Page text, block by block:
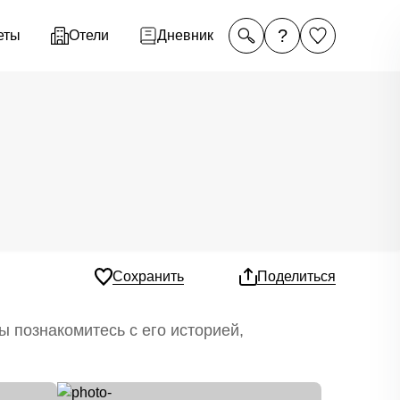
Отели Дневник ?
Сохранить Поделиться
с его историей,